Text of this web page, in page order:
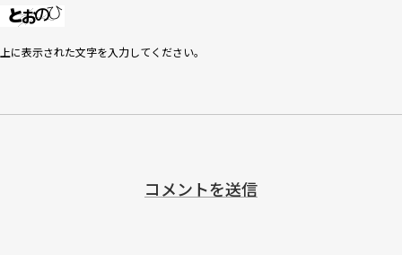
上に表示された文字を入力してください。